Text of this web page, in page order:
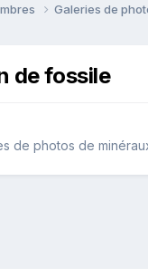
Galeries de
de fossile
de photos de